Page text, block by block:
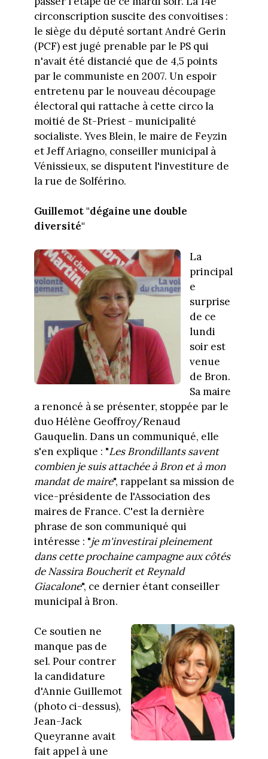
circonscription suscite des convoitises :
le siège du député sortant André Gerin
(PCF) est jugé prenable par le PS qui
n'avait été distancié que de 4,5 points
par le communiste en 2007. Un espoir
entretenu par le nouveau découpage
électoral qui rattache à cette circo la
moitié de St-Priest - municipalité
socialiste. Yves Blein, le maire de Feyzin
et Jeff Ariagno, conseiller municipal à
Vénissieux, se disputent l'investiture de
la rue de Solférino.
Guillemot "dégaine une double
diversité"
La
principal
e
surprise
de ce
lundi
soir est
venue
de Bron.
Sa maire
a renoncé à se présenter, stoppée par le
duo Hélène Geoffroy/Renaud
Gauquelin. Dans un communiqué, elle
s'en explique : "Les Brondillants savent
combien je suis attachée à Bron et à mon
mandat de maire", rappelant sa mission de
vice-présidente de l'Association des
maires de France. C'est la dernière
phrase de son communiqué qui
intéresse : "je m'investirai pleinement
dans cette prochaine campagne aux côtés
de Nassira Boucherit et Reynald
Giacalone", ce dernier étant conseiller
municipal à Bron.
Ce soutien ne
manque pas de
sel. Pour contrer
la candidature
d'Annie Guillemot
(photo ci-dessus),
Jean-Jack
Queyranne avait
fait appel à une